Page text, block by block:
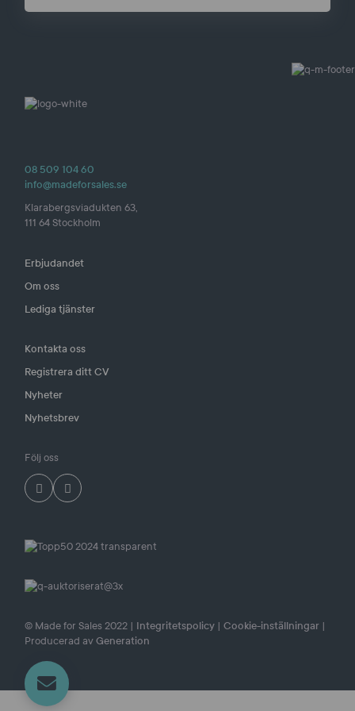
08 509 104 60
info@madeforsales.se
Klarabergsviadukten 63,
111 64 Stockholm
Erbjudandet
Om oss
Lediga tjänster
Kontakta oss
Registrera ditt CV
Nyheter
Nyhetsbrev
Följ oss
© Made for Sales 2022 | Integritetspolicy |Cookie-inställningar |
Producerad avGeneration